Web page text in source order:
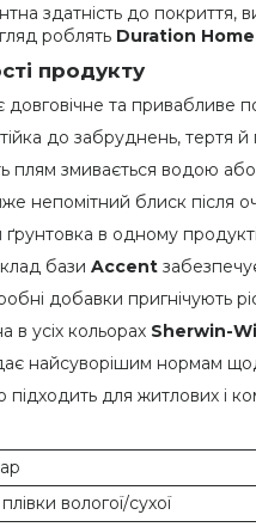
здатність до покриття,
роблять Duration Home
продукту
та привабливе
до забруднень, тертя й
плям змивається водою
непомітний блиск після
в одному
бази Accent
добавки пригнічують
в усіх кольорах Sherwin-
найсуворішим нормам
підходить для житлових і
вологої/сухої